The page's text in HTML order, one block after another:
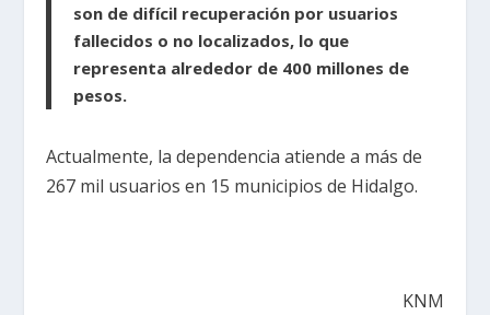
son de difícil recuperación por usuarios
fallecidos o no localizados, lo que
representa alrededor de 400 millones de
pesos.
Actualmente, la dependencia atiende a más de
267 mil usuarios en 15 municipios de Hidalgo.
KNM